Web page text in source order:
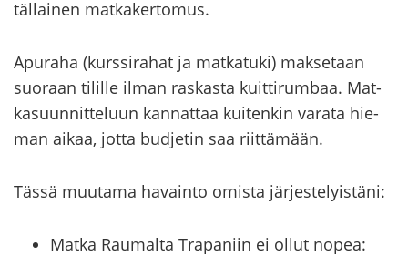
täl­lai­nen mat­ka­ker­to­mus.
Apu­ra­ha (kurs­si­ra­hat ja mat­ka­tu­ki) mak­se­taan
suo­raan ti­lil­le ilman ras­kas­ta kuit­ti­rum­baa. Mat­
ka­suun­nit­te­luun kan­nat­taa kui­ten­kin va­ra­ta hie­
man aikaa, jotta bud­je­tin saa riit­tä­mään.
Tässä muu­ta­ma ha­vain­to omis­ta jär­jes­te­lyis­tä­ni:
Matka Raumalta Trapaniin ei ollut nopea: